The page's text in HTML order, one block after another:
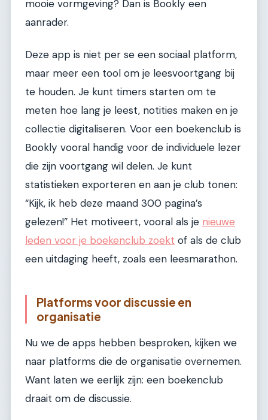
mooie vormgeving? Dan is Bookly een
aanrader.
Deze app is niet per se een sociaal platform,
maar meer een tool om je leesvoortgang bij
te houden. Je kunt timers starten om te
meten hoe lang je leest, notities maken en je
collectie digitaliseren. Voor een boekenclub is
Bookly vooral handig voor de individuele lezer
die zijn voortgang wil delen. Je kunt
statistieken exporteren en aan je club tonen:
“Kijk, ik heb deze maand 300 pagina’s
gelezen!” Het motiveert, vooral als je nieuwe
leden voor je boekenclub zoekt of als de club
een uitdaging heeft, zoals een leesmarathon.
Platforms voor discussie en
organisatie
Nu we de apps hebben besproken, kijken we
naar platforms die de organisatie overnemen.
Want laten we eerlijk zijn: een boekenclub
draait om de discussie.